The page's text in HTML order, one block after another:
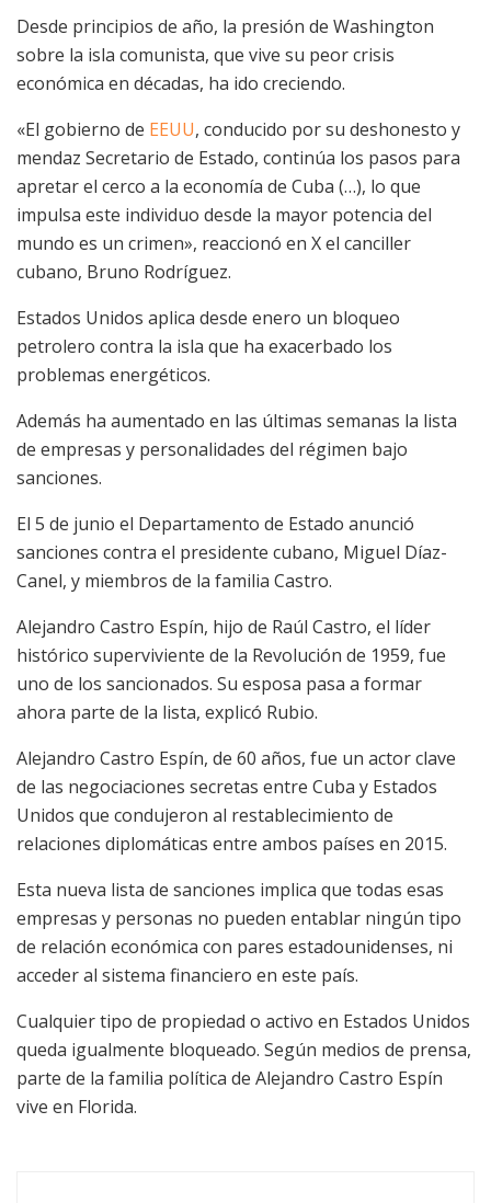
Desde principios de año, la presión de Washington
sobre la isla comunista, que vive su peor crisis
económica en décadas, ha ido creciendo.
«El gobierno de EEUU, conducido por su deshonesto y
mendaz Secretario de Estado, continúa los pasos para
apretar el cerco a la economía de Cuba (…), lo que
impulsa este individuo desde la mayor potencia del
mundo es un crimen», reaccionó en X el canciller
cubano, Bruno Rodríguez.
Estados Unidos aplica desde enero un bloqueo
petrolero contra la isla que ha exacerbado los
problemas energéticos.
Además ha aumentado en las últimas semanas la lista
de empresas y personalidades del régimen bajo
sanciones.
El 5 de junio el Departamento de Estado anunció
sanciones contra el presidente cubano, Miguel Díaz-
Canel, y miembros de la familia Castro.
Alejandro Castro Espín, hijo de Raúl Castro, el líder
histórico superviviente de la Revolución de 1959, fue
uno de los sancionados. Su esposa pasa a formar
ahora parte de la lista, explicó Rubio.
Alejandro Castro Espín, de 60 años, fue un actor clave
de las negociaciones secretas entre Cuba y Estados
Unidos que condujeron al restablecimiento de
relaciones diplomáticas entre ambos países en 2015.
Esta nueva lista de sanciones implica que todas esas
empresas y personas no pueden entablar ningún tipo
de relación económica con pares estadounidenses, ni
acceder al sistema financiero en este país.
Cualquier tipo de propiedad o activo en Estados Unidos
queda igualmente bloqueado. Según medios de prensa,
parte de la familia política de Alejandro Castro Espín
vive en Florida.